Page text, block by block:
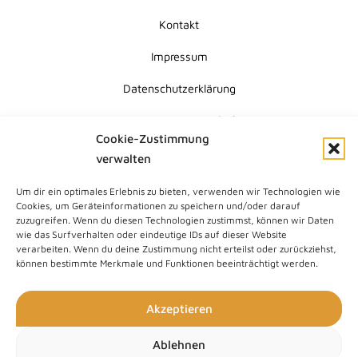
Cookie-Zustimmung
verwalten
Um dir ein optimales Erlebnis zu bieten, verwenden wir Technologien wie
Cookies, um Geräteinformationen zu speichern und/oder darauf
zuzugreifen. Wenn du diesen Technologien zustimmst, können wir Daten
wie das Surfverhalten oder eindeutige IDs auf dieser Website
verarbeiten. Wenn du deine Zustimmung nicht erteilst oder zurückziehst,
können bestimmte Merkmale und Funktionen beeinträchtigt werden.
Akzeptieren
Ablehnen
Kontakt
Impressum
Datenschutzerklärung
Erklärung zur Barrierefreiheit
Cookie-Richtlinie (EU)
Search
Submit